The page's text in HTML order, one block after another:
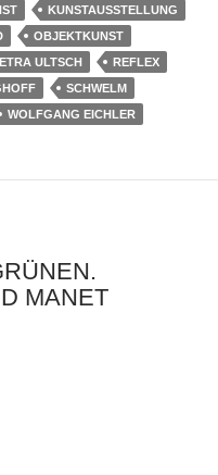
KUNSTAUSSTELLUNG
OBJEKTKUNST
ULTSCH
REFLEX
SCHWELM
WOLFGANG EICHLER
MANET